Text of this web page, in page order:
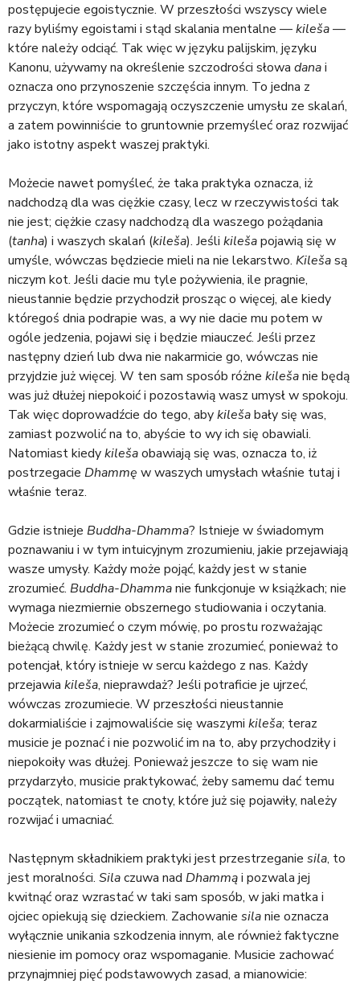
postępujecie egoistycznie. W przeszłości wszyscy wiele
razy byliśmy egoistami i stąd skalania mentalne —kileša—
które należy odciąć. Tak więc w języku palijskim, języku
Kanonu, używamy na określenie szczodrości słowa danai
oznacza ono przynoszenie szczęścia innym. To jedna z
przyczyn, które wspomagają oczyszczenie umysłu ze skalań,
a zatem powinniście to gruntownie przemyśleć oraz rozwijać
jako istotny aspekt waszej praktyki.
Możecie nawet pomyśleć, że taka praktyka oznacza, iż
nadchodzą dla was ciężkie czasy, lecz w rzeczywistości tak
nie jest; ciężkie czasy nadchodzą dla waszego pożądania
(tanha) i waszych skalań (kileša). Jeśli kilešapojawią się w
umyśle, wówczas będziecie mieli na nie lekarstwo. Kilešasą
niczym kot. Jeśli dacie mu tyle pożywienia, ile pragnie,
nieustannie będzie przychodził prosząc o więcej, ale kiedy
któregoś dnia podrapie was, a wy nie dacie mu potem w
ogóle jedzenia, pojawi się i będzie miauczeć. Jeśli przez
następny dzień lub dwa nie nakarmicie go, wówczas nie
przyjdzie już więcej. W ten sam sposób różne kilešanie będą
was już dłużej niepokoić i pozostawią wasz umysł w spokoju.
Tak więc doprowadźcie do tego, abykilešabały się was,
zamiast pozwolić na to, abyście to wy ich się obawiali.
Natomiast kiedykilešaobawiają się was, oznacza to, iż
postrzegacie Dhammę w waszych umysłach właśnie tutaj i
właśnie teraz.
Gdzie istnieje Buddha-Dhamma? Istnieje w świadomym
poznawaniu i w tym intuicyjnym zrozumieniu, jakie przejawiają
wasze umysły. Każdy może pojąć, każdy jest w stanie
zrozumieć. Buddha-Dhammanie funkcjonuje w książkach; nie
wymaga niezmiernie obszernego studiowania i oczytania.
Możecie zrozumieć o czym mówię, po prostu rozważając
bieżącą chwilę. Każdy jest w stanie zrozumieć, ponieważ to
potencjał, który istnieje w sercu każdego z nas. Każdy
przejawia kileša, nieprawdaż? Jeśli potraficie je ujrzeć,
wówczas zrozumiecie. W przeszłości nieustannie
dokarmialiście i zajmowaliście się waszymi kileša; teraz
musicie je poznać i nie pozwolić im na to, aby przychodziły i
niepokoiły was dłużej. Ponieważ jeszcze to się wam nie
przydarzyło, musicie praktykować, żeby samemu dać temu
początek, natomiast te cnoty, które już się pojawiły, należy
rozwijać i umacniać.
Następnym składnikiem praktyki jest przestrzeganie sila, to
jest moralności. Silaczuwa nad Dhammąi pozwala jej
kwitnąć oraz wzrastać w taki sam sposób, w jaki matka i
ojciec opiekują się dzieckiem. Zachowanie silanie oznacza
wyłącznie unikania szkodzenia innym, ale również faktyczne
niesienie im pomocy oraz wspomaganie. Musicie zachować
przynajmniej pięć podstawowych zasad, a mianowicie: